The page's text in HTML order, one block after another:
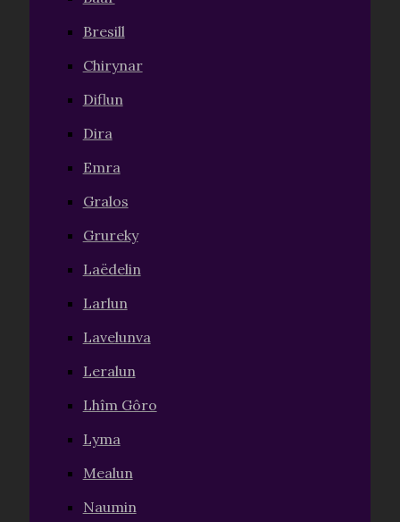
Bresill
Chirynar
Diflun
Dira
Emra
Gralos
Grureky
Laëdelin
Larlun
Lavelunva
Leralun
Lhîm Gôro
Lyma
Mealun
Naumin